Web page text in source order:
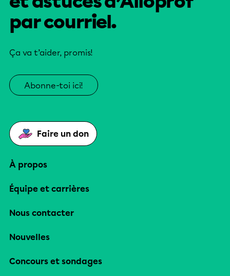
par courriel.
Ça va t’aider, promis!
Abonne-toi ici!
Faire un don
À propos
Équipe et carrières
Nous contacter
Nouvelles
Concours et sondages